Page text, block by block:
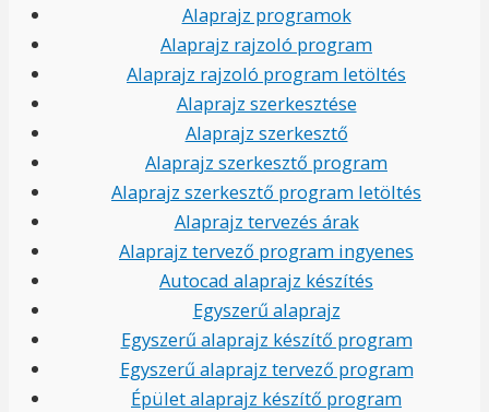
Alaprajz programok
Alaprajz rajzoló program
Alaprajz rajzoló program letöltés
Alaprajz szerkesztése
Alaprajz szerkesztő
Alaprajz szerkesztő program
Alaprajz szerkesztő program letöltés
Alaprajz tervezés árak
Alaprajz tervező program ingyenes
Autocad alaprajz készítés
Egyszerű alaprajz
Egyszerű alaprajz készítő program
Egyszerű alaprajz tervező program
Épület alaprajz készítő program